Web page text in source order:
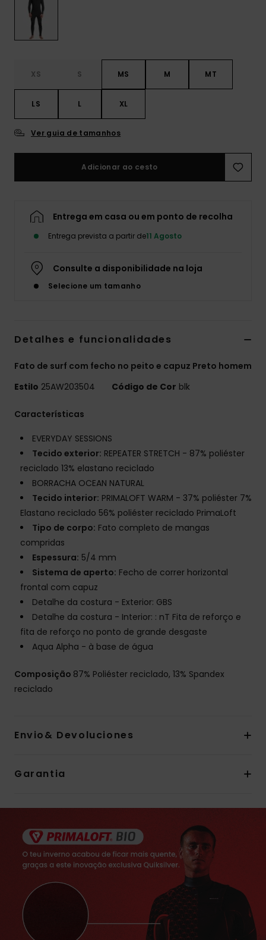
XS S MS M MT
LS L XL
Ver guia de tamanhos
Adicionar ao cesto
Entrega em casa ou em ponto de recolha
Entrega prevista a partir de11 Agosto
Consulte a disponibilidade na loja
Selecione um tamanho
Detalhes e funcionalidades
Fato de surf com fecho no peito e capuz Preto homem
Estilo 25AW203504 Código de Cor blk
Características
EVERYDAY SESSIONS
Tecido exterior: REPEATER STRETCH - 87% poliéster
reciclado 13% elastano reciclado
BORRACHA OCEAN NATURAL
Tecido interior: PRIMALOFT WARM - 37% poliéster 7%
Elastano reciclado 56% poliéster reciclado PrimaLoft
Tipo de corpo: Fato completo de mangas
compridas
Espessura: 5/4 mm
Sistema de aperto: Fecho de correr horizontal
frontal com capuz
Detalhe da costura - Exterior: GBS
Detalhe da costura - Interior: : nT Fita de reforço e
fita de reforço no ponto de grande desgaste
Aqua Alpha - à base de água
Composição 87% Poliéster reciclado, 13% Spandex
reciclado
Envio& Devoluciones
Garantia